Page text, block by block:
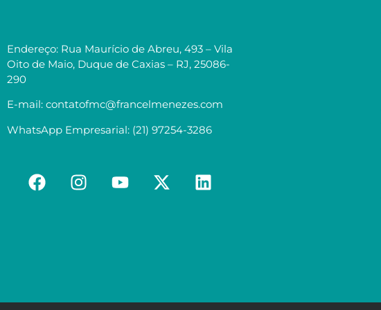
Endereço: Rua Maurício de Abreu, 493 – Vila
Oito de Maio, Duque de Caxias – RJ, 25086-
290
E-mail: contatofmc@francelmenezes.com
WhatsApp Empresarial: (21) 97254-3286